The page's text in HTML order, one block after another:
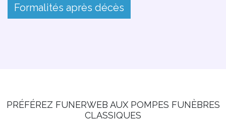
Formalités après décès
PRÉFÉREZ FUNERWEB AUX POMPES FUNÈBRES
CLASSIQUES